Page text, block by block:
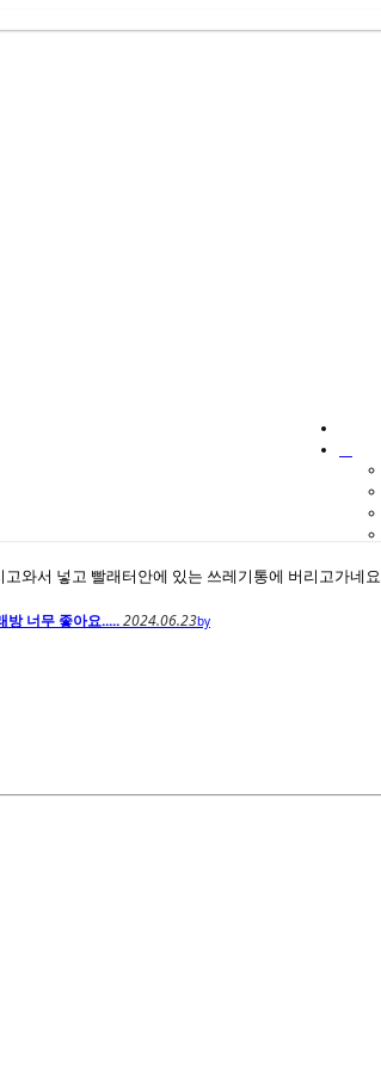
와서 넣고 빨래터안에 있는 쓰레기통에 버리고가네요
방 너무 좋아요.....2024.06.23by